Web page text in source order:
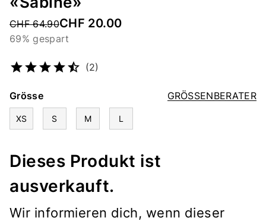
Price reduced from
CHF 64.90CHF 20.00
69% gespart
(2)
GRÖSSENBERATER
Grösse
XS S M L
Dieses Produkt ist
ausverkauft.
Wir informieren dich, wenn dieser